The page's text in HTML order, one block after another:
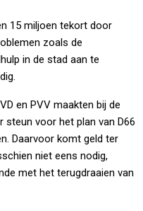
15 miljoen tekort door
zoals de
in de stad aan te
en PVV maakten bij de
steun voor het plan van D66
Daarvoor komt geld ter
niet eens nodig,
met het terugdraaien van